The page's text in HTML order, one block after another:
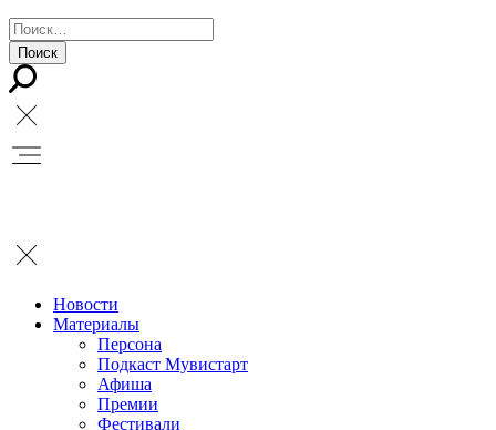
Новости
Материалы
Персона
Подкаст Мувистарт
Афиша
Премии
Фестивали